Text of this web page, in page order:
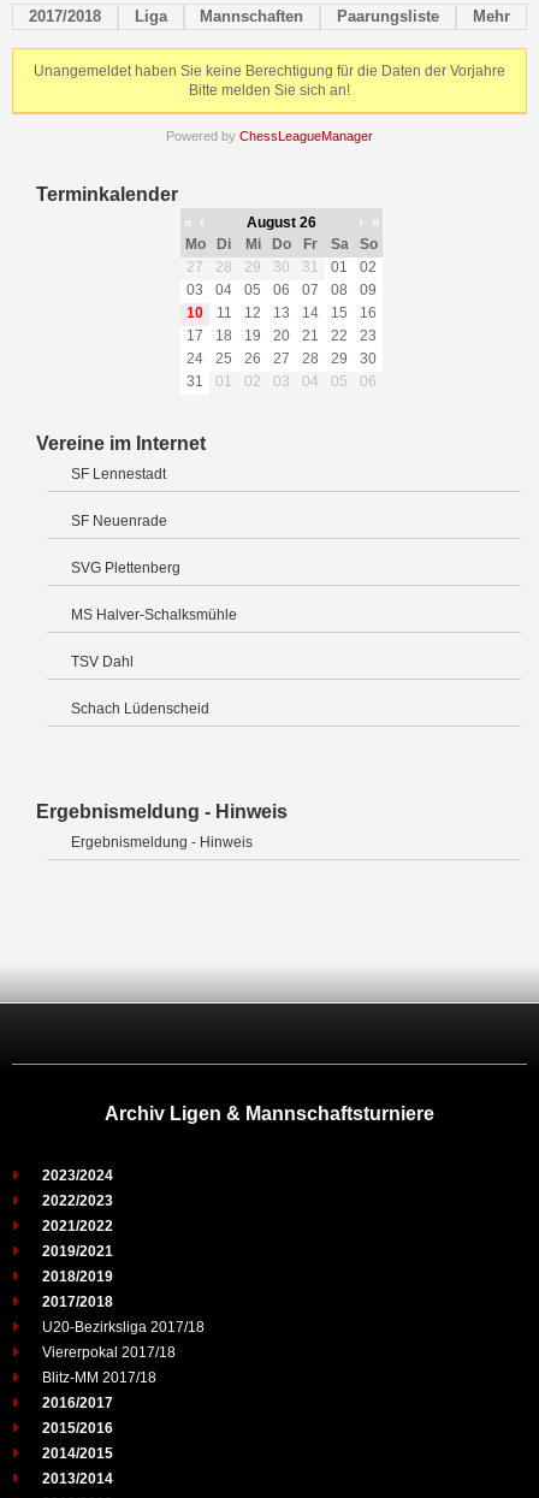
2017/2018 Liga Mannschaften Paarungsliste Mehr
Unangemeldet haben Sie keine Berechtigung für die Daten der Vorjahre
Bitte melden Sie sich an!
Powered by ChessLeagueManager
Terminkalender
« ‹ August 26 ›
»
Mo
Di Mi Do Fr Sa
So
27
28 29 30 31 01
02
03
04 05 06 07 08
09
10
11 12 13 14 15
16
17
18 19 20 21 22
23
24
25 26 27 28 29
30
31
01 02 03 04 05 06
Vereine im Internet
SF Lennestadt
SF Neuenrade
SVG Plettenberg
MS Halver-Schalksmühle
TSV Dahl
Schach Lüdenscheid
Ergebnismeldung - Hinweis
Ergebnismeldung - Hinweis
Archiv Ligen & Mannschaftsturniere
2023/2024
2022/2023
2021/2022
2019/2021
2018/2019
2017/2018
U20-Bezirksliga 2017/18
Viererpokal 2017/18
Blitz-MM 2017/18
2016/2017
2015/2016
2014/2015
2013/2014